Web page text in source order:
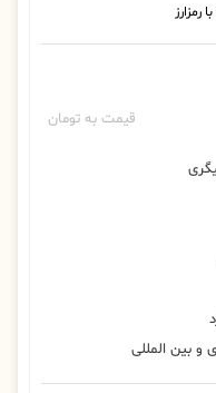
قیمت به تومان
و بین المللی